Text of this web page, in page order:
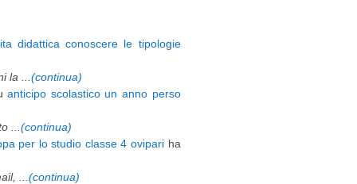
didattica conoscere le tipologie
la ... (continua)
anticipo scolastico un anno perso
... (continua)
per lo studio classe 4 ovipariha
... (continua)